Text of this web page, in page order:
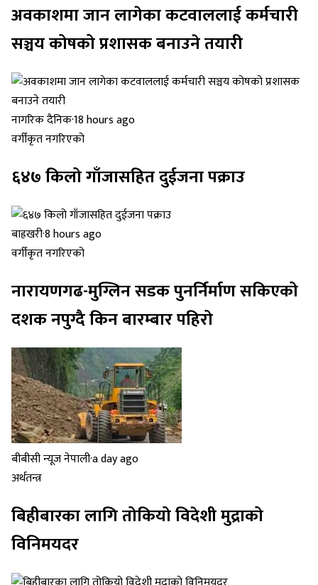
अवकाशमा जान लागेका कटवाललाई कर्मचारी
सञ्चय कोषको प्रशासक बनाउने तयारी
नागरिक दैनिक·18 hours ago
वर्गीकृत नगरिएको
६४७ किलो गाँजासहित दुईजना पक्राउ
बाह्रखरी·8 hours ago
वर्गीकृत नगरिएको
नारायणगढ-मुग्लिन सडक पुनर्निर्माण सकिएको
दशक नपुग्दै किन बारम्बार पहिरो
बीबीसी न्यूज नेपाली·a day ago
अर्थतन्त्र
बिहीबारका लागि तोकियो विदेशी मुद्राको
विनिमयदर